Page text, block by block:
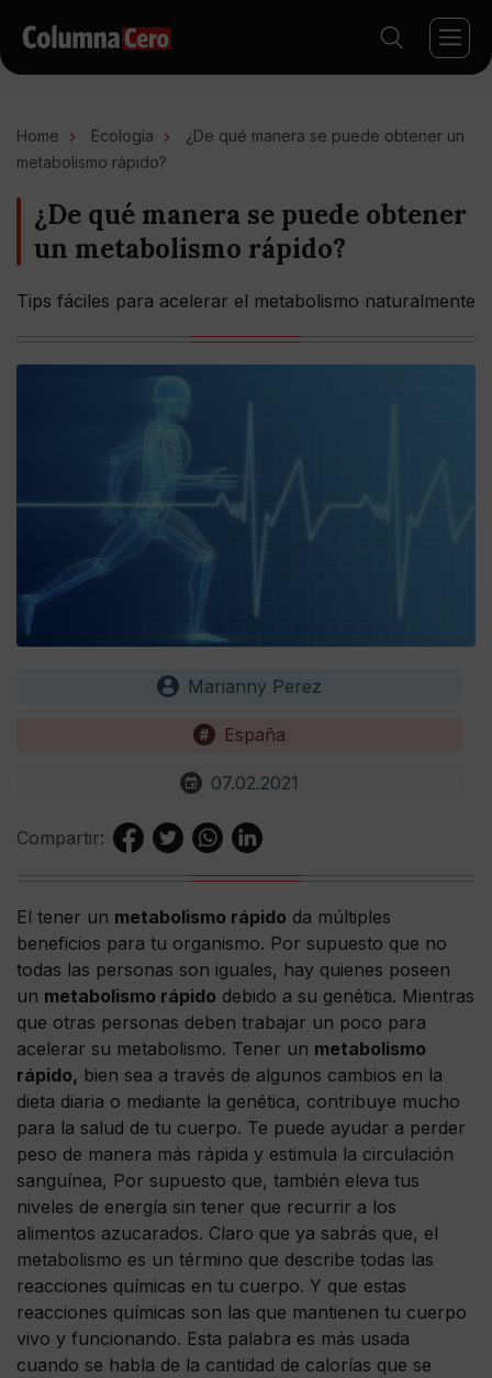
Home Ecología
¿De qué manera se puede obtener un
metabolismo rápido?
¿De qué manera se puede obtener
un metabolismo rápido?
Tips fáciles para acelerar el metabolismo naturalmente
Marianny Perez
España
07.02.2021
Compartir:
El tener un metabolismo rápido da múltiples
beneficios para tu organismo. Por supuesto que no
todas las personas son iguales, hay quienes poseen
un metabolismo rápido debido a su genética. Mientras
que otras personas deben trabajar un poco para
acelerar su metabolismo. Tener un metabolismo
rápido, bien sea a través de algunos cambios en la
dieta diaria o mediante la genética, contribuye mucho
para la salud de tu cuerpo. Te puede ayudar a perder
peso de manera más rápida y estimula la circulación
sanguínea, Por supuesto que, también eleva tus
niveles de energía sin tener que recurrir a los
alimentos azucarados. Claro que ya sabrás que, el
metabolismo es un término que describe todas las
reacciones químicas en tu cuerpo. Y que estas
reacciones químicas son las que mantienen tu cuerpo
vivo y funcionando. Esta palabra es más usada
cuando se habla de la cantidad de calorías que se